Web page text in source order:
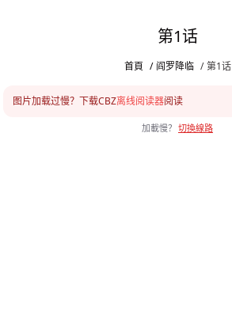
第1话
首頁 / 阎罗降临 / 第1话
图片加载过慢？下载CBZ离线阅读器阅读
加載慢？ 切換線路